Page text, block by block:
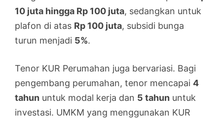
10 juta hingga Rp 100 juta, sedangkan untuk
plafon di atas Rp 100 juta, subsidi bunga
turun menjadi 5%.
Tenor KUR Perumahan juga bervariasi. Bagi
pengembang perumahan, tenor mencapai 4
tahun untuk modal kerja dan 5 tahun untuk
investasi. UMKM yang menggunakan KUR